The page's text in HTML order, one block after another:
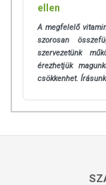
ellen
A megfelelő
szorosan
szervezetünk
érezhetjük
csökkenhet.